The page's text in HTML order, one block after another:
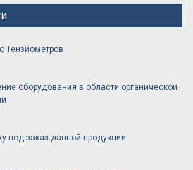
Тензиометров
оборудования в области органической
под заказ данной продукции